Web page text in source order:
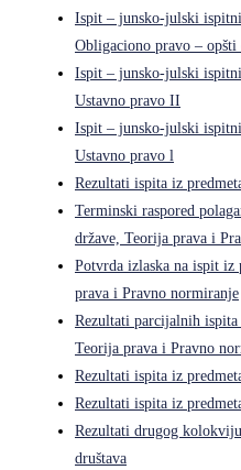
Ispit – junsko-julski
Obligaciono pravo – opšti
Ispit – junsko-julski
Ustavno pravo II
Ispit – junsko-julski
Ustavno pravo l
Rezultati ispita iz
Terminski raspored
države, Teorija prava i
Potvrda izlaska na ispit iz
prava i Pravno normiranje
Rezultati parcijalnih
Teorija prava i Pravno
Rezultati ispita iz
Rezultati ispita iz
Rezultati drugog
društava